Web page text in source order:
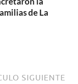
de La
SIGUIENTE